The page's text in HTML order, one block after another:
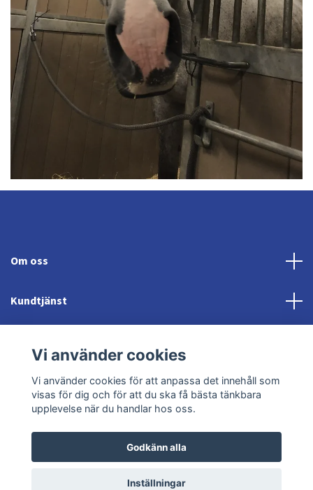
Om oss
Kundtjänst
Sociala medier
© 2026 Jonröds EquishopPowered by Quickbutik
Vi använder cookies
Vi använder cookies för att anpassa det innehåll som
visas för dig och för att du ska få bästa tänkbara
upplevelse när du handlar hos oss.
Godkänn alla
Inställningar